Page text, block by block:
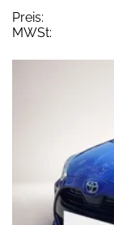
Preis:
MWSt: